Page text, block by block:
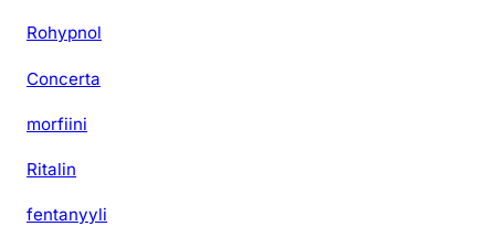
Rohypnol
Concerta
morfiini
Ritalin
fentanyyli